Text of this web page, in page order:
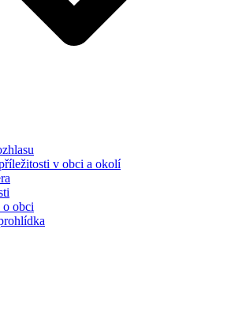
v obci a okolí
o obci